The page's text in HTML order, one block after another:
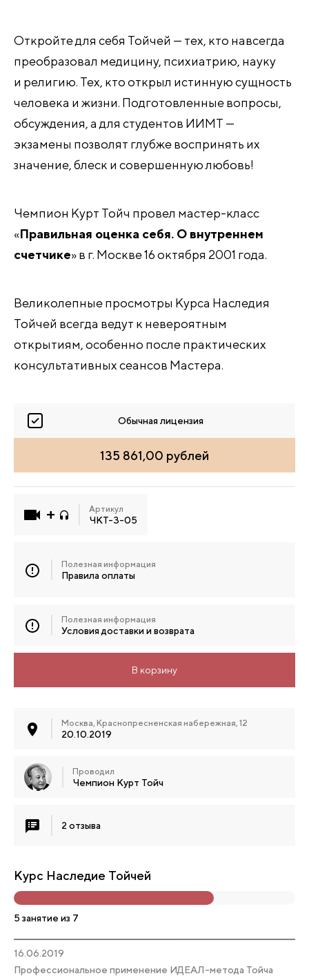
Москва, Краснопресненская набережная, 12
20.10.2019
Проводил
Чемпион Курт Тойч
2 отзыва
Откройте для себя Тойчей — тех, кто навсегда
преобразовал медицину, психиатрию, науку
и религию. Тех, кто открыл истинную сущность
человека и жизни. Подготовленные вопросы,
обсуждения, а для студентов ИИМТ —
экзамены позволят глубже воспринять их
значение, блеск и совершенную любовь!
Чемпион Курт Тойч провел мастер-класс
«Правильная оценка себя. О внутреннем
счетчике» в г. Москве 16 октября 2001 года.
Великолепные просмотры Курса Наследия
Тойчей всегда ведут к невероятным
открытиям, особенно после практических
консультативных сеансов Мастера.
Обычная лицензия
135 861,00 рублей
Артикул
ЧКТ-3-05
Полезная информация
Правила оплаты
Полезная информация
Условия доставки и возврата
В корзину
Курс Наследие Тойчей
5 занятие из 7
16.06.2019
Профессиональное применение ИДЕАЛ-метода Тойча